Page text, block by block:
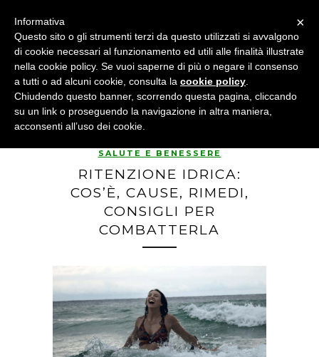
SALUTE E BENESSERE
RITENZIONE IDRICA:
COS’È, CAUSE, RIMEDI,
CONSIGLI PER
COMBATTERLA
×
Informativa
Questo sito o gli strumenti terzi da questo utilizzati si avvalgono
di cookie necessari al funzionamento ed utili alle finalità illustrate
nella cookie policy. Se vuoi saperne di più o negare il consenso
a tutti o ad alcuni cookie, consulta la cookie policy
Chiudendo questo banner, scorrendo questa pagina, cliccando
su un link o proseguendo la navigazione in altra maniera,
acconsenti all’uso dei cookie.